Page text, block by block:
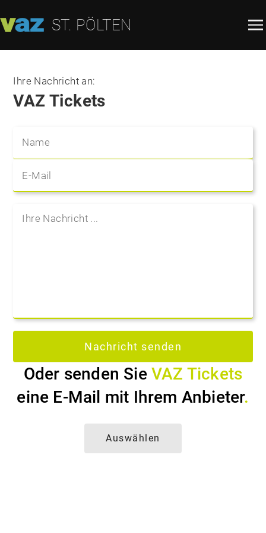
ST. PÖLTEN
Ihre Nachricht an:
VAZ Tickets
Oder senden Sie VAZ Tickets
eine E-Mail mit Ihrem Anbieter.
Auswählen